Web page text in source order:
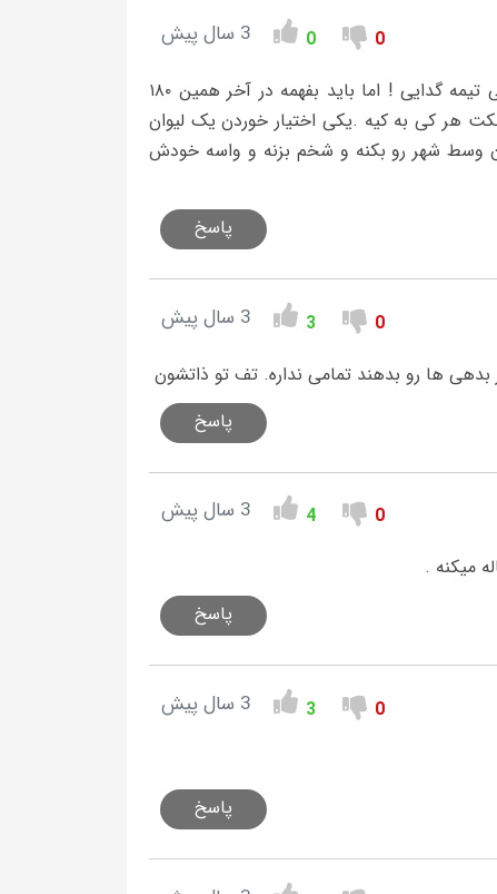
0
0 3 سال پیش
کیسه همش را خرج کرده اما درویش خان واسه یک مهاجم که نیاز حیاتی تیمه گدایی ! اما باید بفهمه در آخر همین ۱۸۰
هر کی به کیه .یکی اختیار خوردن یک لیوان
وسط شهر رو بکنه و شخم بزنه و واسه خودش
پاسخ
0
3 3 سال پیش
پاسخ
0
4 3 سال پیش
میکنه .
پاسخ
0
3 3 سال پیش
پاسخ